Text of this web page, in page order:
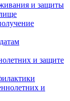
и защиты
и защите
и